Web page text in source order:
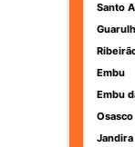
Santo
Embu
Embu
Osasco
Jandira